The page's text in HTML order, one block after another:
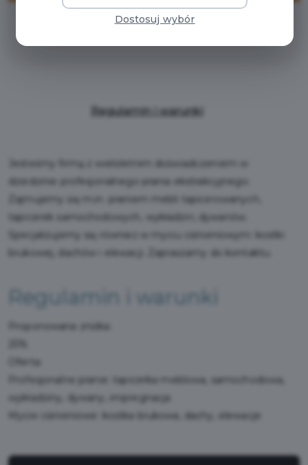
Regulamin i warunki
Jesteśmy firmą z wieloletnim doświadczeniem w
dziedzinie profesjonalnego prania ekstrakcyjnego.
Zajmujemy się m.in. praniem mebli tapicerowanych,
tapicerek samochodowych, wykładzin, dywanów.
Specjalizujemy się również w myciu ciśnieniowym: kostki
brukowej, dachów i elewacji. Zapraszamy do kontaktu.
Regulamin i warunki
Proponowana zniżka:
Oferta:
Profesjonalne pranie: tapicerka meblowa, samochodowa,
wykładziny, dywany, impregnacja
Mycie ciśnieniowe: kostka brukowa, dachy, elewacje
Dostosuj wybór